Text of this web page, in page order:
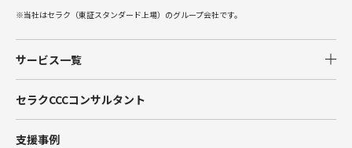
※当社はセラク（東証スタンダード上場）のグループ会社です。
サービス一覧
Salesforce
Tableau
セラクCCCコンサルタント
支援事例